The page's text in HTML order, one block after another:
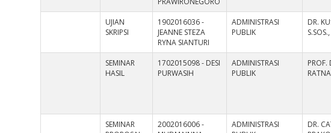
UJIAN
SKRIPSI
1902016036 -
JEANNE STEZA
RYNA SIANTURI
ADMINISTRASI
PUBLIK
DR.
SEMINAR
HASIL
1702015098 - DESI
PURWASIH
ADMINISTRASI
PUBLIK
PROF.
SEMINAR
2002016006 -
ADMINISTRASI
DR.